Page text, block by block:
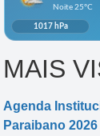
MAIS
Agenda
Paraibano 2026